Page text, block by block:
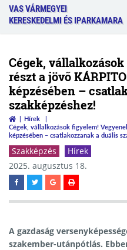
VAS VÁRMEGYEI
KERESKEDELMI ÉS IPARKAMARA
Cégek,
részt a jövő
képzésében –
szakképzéshez!
Hírek
Cégek, vállalkozások figyelem!
képzésében – csatlakozzanak a duális
Szakképzés
Hírek
2025. augusztus 18.
A gazdaság
szakember-utánpótlás.